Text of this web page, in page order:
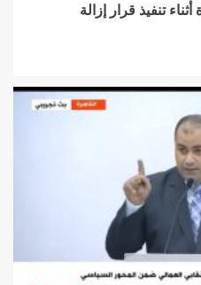
تنفيذ قرار إزالة